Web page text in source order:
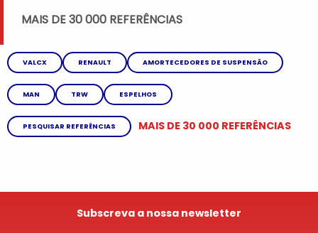
MAIS DE 30 000 REFERÊNCIAS
VALCX RENAULT AMORTECEDORES DE SUSPENSÃO
MAN TRW ESPELHOS
PESQUISAR REFERÊNCIAS MAIS DE 30 000 REFERÊNCIAS
Subscreva a nossa newsletter